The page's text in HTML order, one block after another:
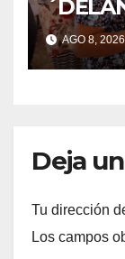
DE
AGO 8, 2026
Deja
Tu dirección
Los campos